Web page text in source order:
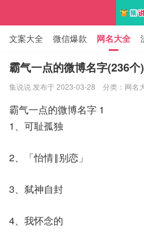
文案大全 微信爆款 网名大全
知识大全
霸气一点的微博名字(236个)
集说说 发布于 2023-03-28 分类： 网名
霸气一点的微博名字 1
1、可耻孤独
2、「怡情‖别恋」
3、弑神自封
4、我怀念的